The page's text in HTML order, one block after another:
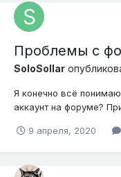
Проблемы с
SoloSollar
Я конечно всё
аккаунт на форуме?
теперь?
9 апреля, 2020